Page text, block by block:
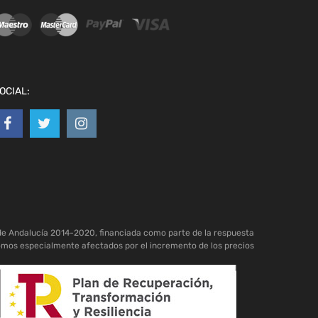
Andalucía 2014-2020, financiada como parte de la respuesta
especialmente afectados por el incremento de los precios